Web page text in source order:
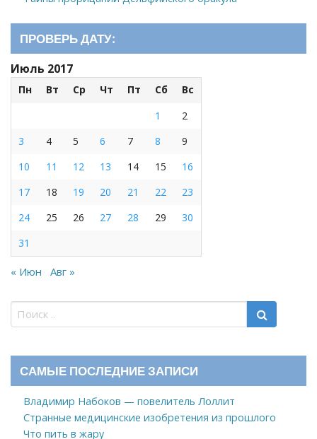
ПРОВЕРЬ ДАТУ:
Июль 2017
Пн Вт Ср Чт Пт Сб
Вс
1
2
3
4 5 6 7 8
9
10
11 12 13 14 15
16
17
18 19 20 21 22
23
24
25 26 27 28 29
30
31
« Июн Авг »
САМЫЕ ПОСЛЕДНИЕ ЗАПИСИ
Владимир Набоков — повелитель Лоллит
Странные медицинские изобретения из прошлого
Что пить в жару